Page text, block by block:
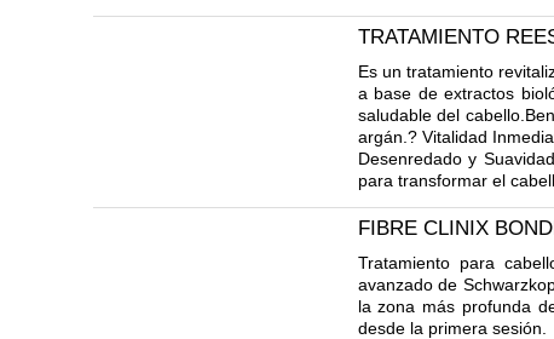
TRATAMIENTO
Es un tratamiento
a base de extractos
saludable del
argán.? Vitalidad
Desenredado y
para transformar el
FIBRE CLINIX
Tratamiento para
avanzado de
la zona más profunda
desde la primera sesión.